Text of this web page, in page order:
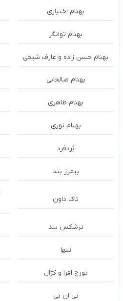
بهنام اختیاری
بهنام توانگر
بهنام حسن زاده و عارف شیخی
بهنام صالحانی
بهنام طاهری
بهنام نوری
بُردفرد
بیمرز بند
تاک داون
ترشكس بند
تنها
تورج افرا و کژال
تی ان تی